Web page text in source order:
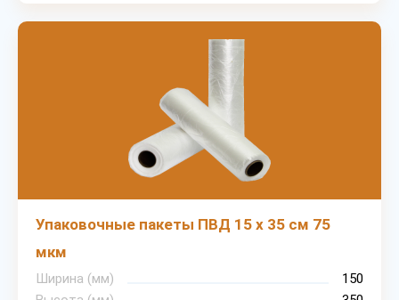
Упаковочные пакеты ПВД 15 х 35 см 75
мкм
Ширина (мм)
150